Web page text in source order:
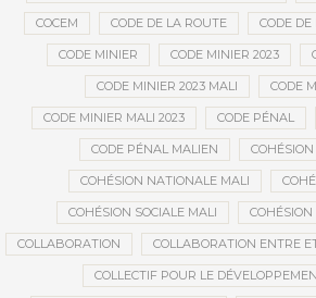
COCEM CODE DE LA ROUTE CODE
CODE MINIER CODE MINIER 2023
CODE MINIER 2023 MALI CODE
CODE MINIER MALI 2023 CODE PÉNAL
CODE PÉNAL MALIEN
COHÉSION NATIONALE MALI
COHÉSION SOCIALE MALI
COLLABORATION COLLABORATION ENTRE
COLLECTIF POUR LE